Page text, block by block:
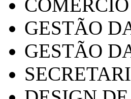
GESTÃO
GESTÃO